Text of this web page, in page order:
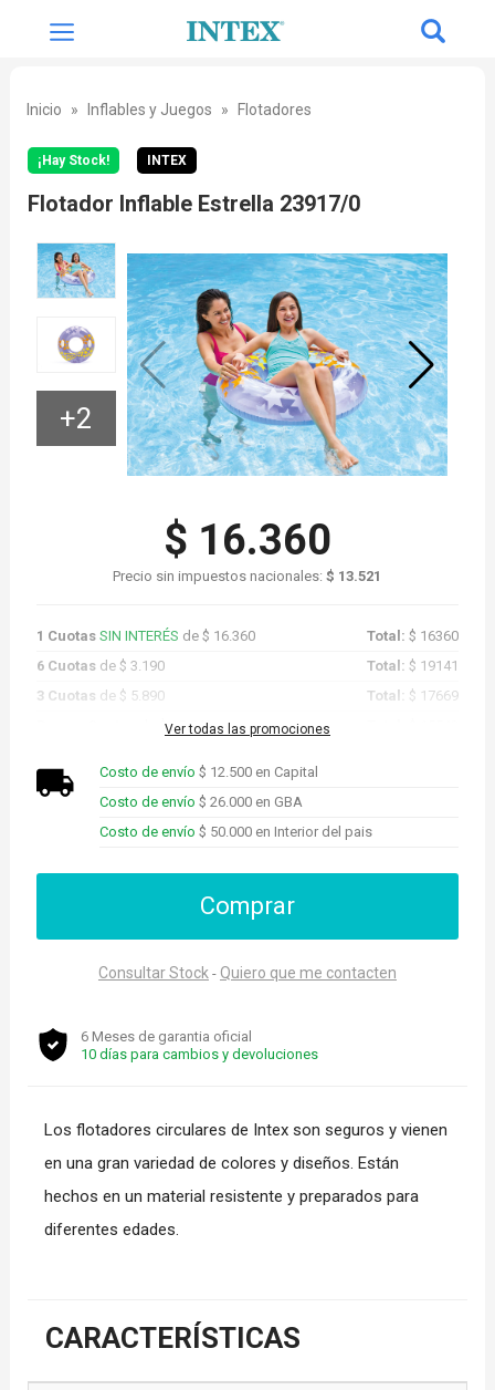
Inicio Inflables y Juegos Flotadores
¡Hay Stock! INTEX
Flotador Inflable Estrella 23917/0
+2
$ 16.360
Precio sin impuestos nacionales:$ 13.521
1 Cuotas SIN INTERÉS de $ 16.360 Total:$ 16360
6 Cuotasde $ 3.190 Total:$ 19141
3 Cuotas de $ 5.890 Total: $ 17669
de $ 15.542
Ver todas las promociones
Costo de envío $ 12.500 en Capital
Costo de envío $ 26.000 en GBA
Costo de envío $ 50.000 en Interior del pais
Comprar
Consultar Stock- Quiero que me contacten
6 Meses de garantia oficial
10 días para cambios y devoluciones
Los flotadores circulares de Intex son seguros y vienen
en una gran variedad de colores y diseños. Están
hechos en un material resistente y preparados para
diferentes edades.
CARACTERÍSTICAS